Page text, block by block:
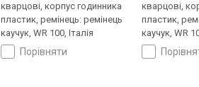
кварцові, корпус годинника
пластик, ремінець: ремінець
каучук, WR 100, Італія
порівняти
кварцові,
пластик,
каучук, WR